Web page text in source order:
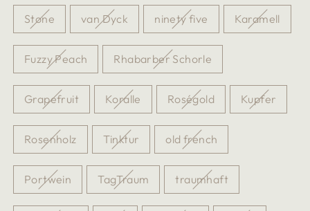
Stone van Dyck ninety five Karamell
Fuzzy Peach Rhabarber Schorle
Grapefruit Koralle Roségold Kupfer
Rosenholz Tinktur old french
Portwein TagTraum traumhaft